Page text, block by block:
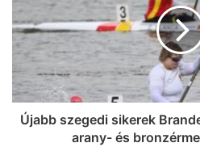
Újabb szegedi sikerek
arany- és